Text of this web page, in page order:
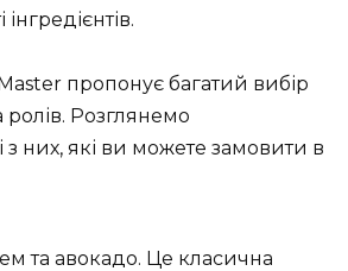
інгредієнтів.
пропонує багатий вибір
ролів. Розглянемо
них, які ви можете замовити в
та авокадо. Це класична